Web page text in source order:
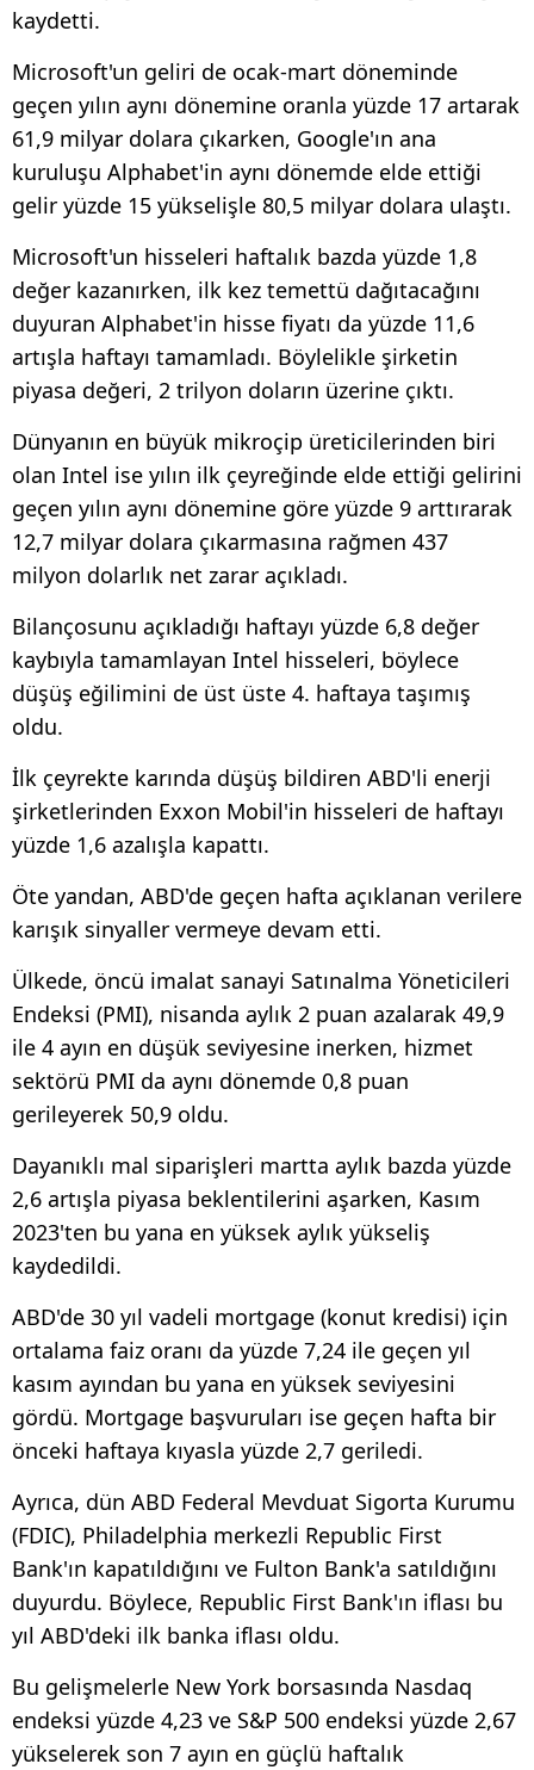
kaydetti.
Microsoft'un geliri de ocak-mart döneminde
geçen yılın aynı dönemine oranla yüzde 17 artarak
61,9 milyar dolara çıkarken, Google'ın ana
kuruluşu Alphabet'in aynı dönemde elde ettiği
gelir yüzde 15 yükselişle 80,5 milyar dolara ulaştı.
Microsoft'un hisseleri haftalık bazda yüzde 1,8
değer kazanırken, ilk kez temettü dağıtacağını
duyuran Alphabet'in hisse fiyatı da yüzde 11,6
artışla haftayı tamamladı. Böylelikle şirketin
piyasa değeri, 2 trilyon doların üzerine çıktı.
Dünyanın en büyük mikroçip üreticilerinden biri
olan Intel ise yılın ilk çeyreğinde elde ettiği gelirini
geçen yılın aynı dönemine göre yüzde 9 arttırarak
12,7 milyar dolara çıkarmasına rağmen 437
milyon dolarlık net zarar açıkladı.
Bilançosunu açıkladığı haftayı yüzde 6,8 değer
kaybıyla tamamlayan Intel hisseleri, böylece
düşüş eğilimini de üst üste 4. haftaya taşımış
oldu.
İlk çeyrekte karında düşüş bildiren ABD'li enerji
şirketlerinden Exxon Mobil'in hisseleri de haftayı
yüzde 1,6 azalışla kapattı.
Öte yandan, ABD'de geçen hafta açıklanan verilere
karışık sinyaller vermeye devam etti.
Ülkede, öncü imalat sanayi Satınalma Yöneticileri
Endeksi (PMI), nisanda aylık 2 puan azalarak 49,9
ile 4 ayın en düşük seviyesine inerken, hizmet
sektörü PMI da aynı dönemde 0,8 puan
gerileyerek 50,9 oldu.
Dayanıklı mal siparişleri martta aylık bazda yüzde
2,6 artışla piyasa beklentilerini aşarken, Kasım
2023'ten bu yana en yüksek aylık yükseliş
kaydedildi.
ABD'de 30 yıl vadeli mortgage (konut kredisi) için
ortalama faiz oranı da yüzde 7,24 ile geçen yıl
kasım ayından bu yana en yüksek seviyesini
gördü. Mortgage başvuruları ise geçen hafta bir
önceki haftaya kıyasla yüzde 2,7 geriledi.
Ayrıca, dün ABD Federal Mevduat Sigorta Kurumu
(FDIC), Philadelphia merkezli Republic First
Bank'ın kapatıldığını ve Fulton Bank'a satıldığını
duyurdu. Böylece, Republic First Bank'ın iflası bu
yıl ABD'deki ilk banka iflası oldu.
Bu gelişmelerle New York borsasında Nasdaq
endeksi yüzde 4,23 ve S&P 500 endeksi yüzde 2,67
yükselerek son 7 ayın en güçlü haftalık